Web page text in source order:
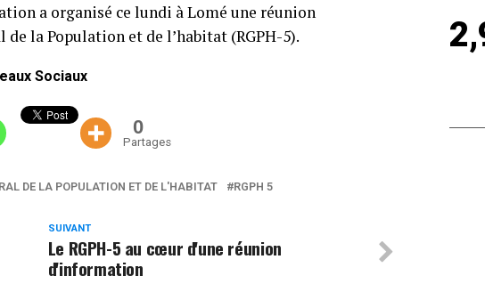
a organisé ce lundi à Lomé une réunion
la Population et de l’habitat (RGPH-5).
Sociaux
0
Partages
DE LA POPULATION ET DE L'HABITAT RGPH 5
SUIVANT
Le RGPH-5 au cœur d'une réunion
d'information